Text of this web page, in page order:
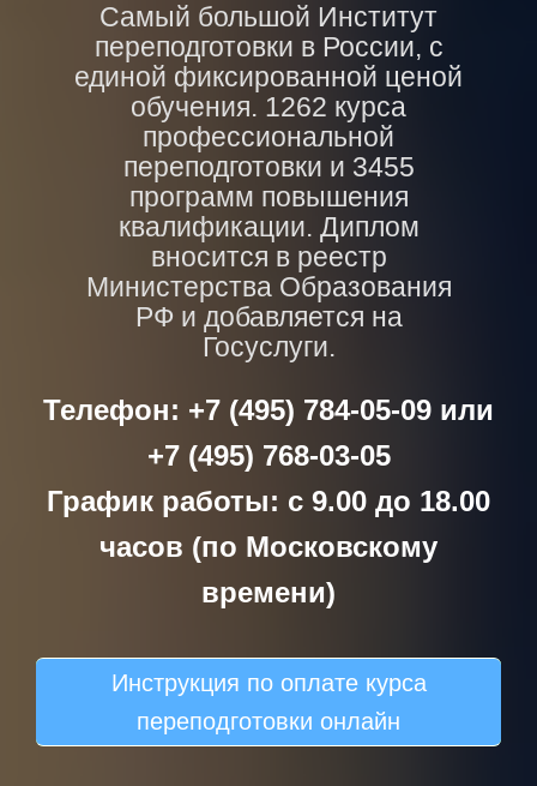
Самый большой Институт
переподготовки в России, с
единой фиксированной ценой
обучения. 1262 курса
профессиональной
переподготовки и 3455
программ повышения
квалификации. Диплом
вносится в реестр
Министерства Образования
РФ и добавляется на
Госуслуги.
Телефон: +7 (495) 784-05-09 или
+7 (495) 768-03-05
График работы: с 9.00 до 18.00
часов (по Московскому
времени)
Инструкция по оплате курса
переподготовки онлайн